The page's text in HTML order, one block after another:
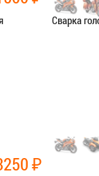
Сварка
₽